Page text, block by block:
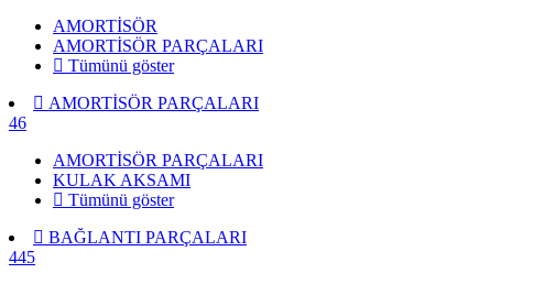
AMORTİSÖR
AMORTİSÖR PARÇALARI
Tümünü göster
AMORTİSÖR PARÇALARI
46
AMORTİSÖR PARÇALARI
KULAK AKSAMI
Tümünü göster
BAĞLANTI PARÇALARI
445